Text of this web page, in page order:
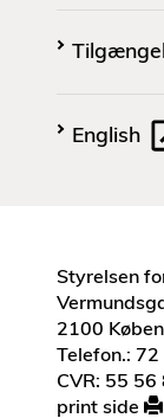
English
Styrelsen
2100
Telefon.:
CVR: 55 56
print side